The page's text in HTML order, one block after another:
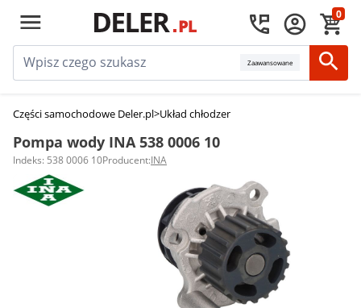
0
Zaawansowane
Części samochodowe Deler.pl>Układ chłodzenia silnika
Pompa wody INA 538 0006 10
Indeks: 538 0006 10Producent:INA